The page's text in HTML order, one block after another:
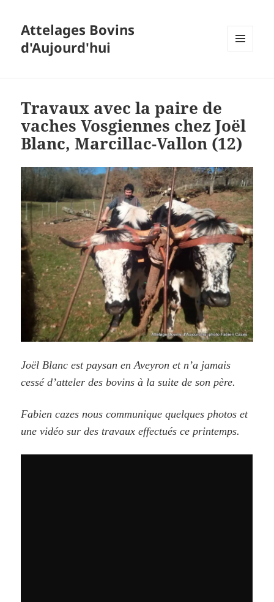
Attelages Bovins
d'Aujourd'hui
Travaux avec la paire de
vaches Vosgiennes chez Joël
Blanc, Marcillac-Vallon (12)
Joël Blanc est paysan en Aveyron et n’a jamais
cessé d’atteler des bovins à la suite de son père.
Fabien cazes nous communiquequelques photos et
une vidéo sur des travaux effectués ce printemps.